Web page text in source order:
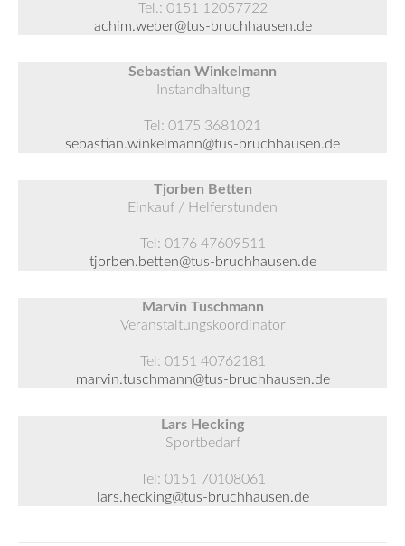
Tel.: 0151 12057722
achim.weber@tus-bruchhausen.de
Sebastian Winkelmann
Instandhaltung
Tel: 0175 3681021
sebastian.winkelmann@tus-bruchhausen.de
Tjorben Betten
Einkauf / Helferstunden
Tel: 0176 47609511
tjorben.betten@tus-bruchhausen.de
Marvin Tuschmann
Veranstaltungskoordinator
Tel: 0151 40762181
marvin.tuschmann@tus-bruchhausen.de
Lars Hecking
Sportbedarf
Tel: 0151 70108061
lars.hecking@tus-bruchhausen.de